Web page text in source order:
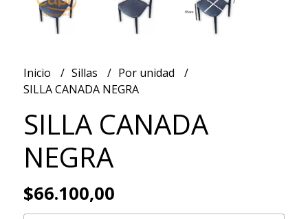
Inicio Sillas
Por unidad
SILLA CANADA NEGRA
SILLA CANADA
NEGRA
$66.100,00